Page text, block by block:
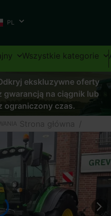
PL
Wszystkie kategorie
ekskluzywne oferty
gwarancją na ciągnik lub
ograniczony czas.
Strona główna /